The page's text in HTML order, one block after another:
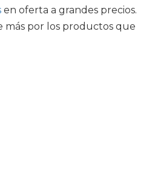
en oferta a grandes precios.
más por los productos que